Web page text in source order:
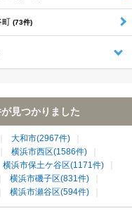
町 (73件)
見つかりました
大和市(2967件)
横浜市西区(1586件)
横浜市保土ケ谷区(1171件)
横浜市磯子区(831件)
横浜市瀬谷区(594件)